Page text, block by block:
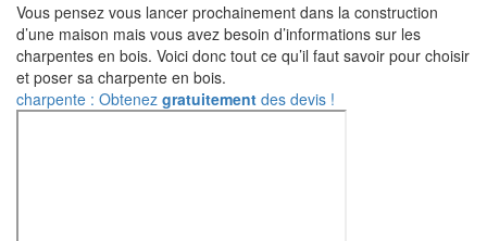
Vous pensez vous lancer prochainement dans la construction
d’une maison mais vous avez besoin d’informations sur les
charpentes en bois. Voici donc tout ce qu’il faut savoir pour choisir
et poser sa charpente en bois.
charpente : Obtenez gratuitement des devis !